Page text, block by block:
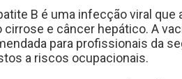
B é uma infecção viral
cirrose e câncer hepático. A
para profissionais da
a riscos ocupacionais.